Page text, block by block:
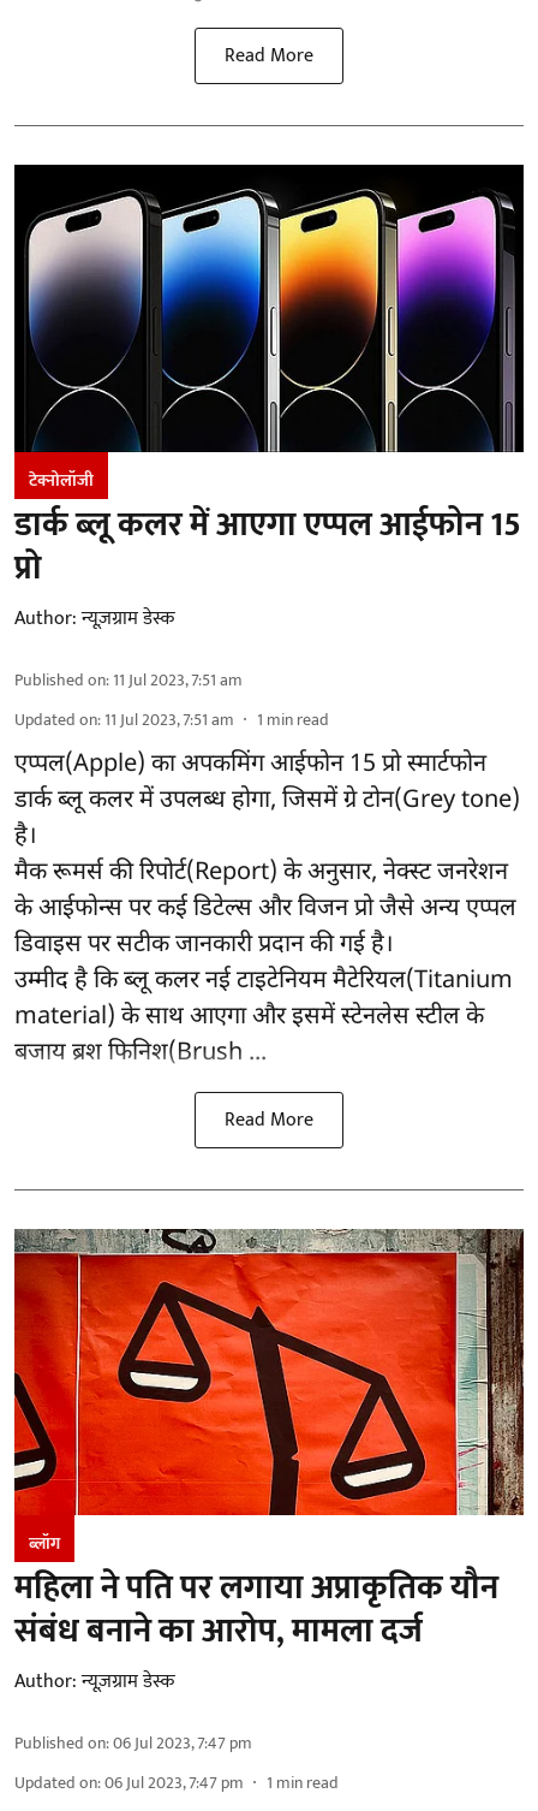
Read More
टेक्नोलॉजी
डार्क ब्लू कलर में आएगा एप्पल आईफोन 15
प्रो
Author:न्यूज़ग्राम डेस्क
Published on:11 Jul 2023, 7:51 am
Updated on:11 Jul 2023, 7:51 am 1 min read
एप्पल(Apple) का अपकमिंग आईफोन 15 प्रो स्मार्टफोन
डार्क ब्लू कलर में उपलब्ध होगा, जिसमें ग्रे टोन(Grey tone)
है।
मैक रूमर्स की रिपोर्ट(Report) के अनुसार, नेक्स्ट जनरेशन
के आईफोन्स पर कई डिटेल्स और विजन प्रो जैसे अन्य एप्पल
डिवाइस पर सटीक जानकारी प्रदान की गई है।
उम्मीद है कि ब्लू कलर नई टाइटेनियम मैटेरियल(Titanium
material) के साथ आएगा और इसमें स्टेनलेस स्टील के
बजाय ब्रश फिनिश(Brush ...
Read More
ब्लॉग
महिला ने पति पर लगाया अप्राकृतिक यौन
संबंध बनाने का आरोप, मामला दर्ज
Author:न्यूज़ग्राम डेस्क
Published on:06 Jul 2023, 7:47 pm
Updated on:06 Jul 2023, 7:47 pm 1 min read